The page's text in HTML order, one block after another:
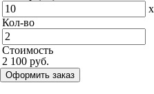
x
Кол-во
Стоимость
2 100 руб.
Оформить заказ